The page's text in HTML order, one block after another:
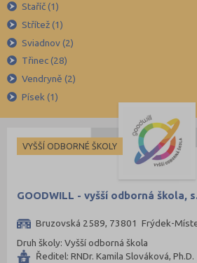
Ostrava-město (221)
Pelhřimov (62)
Písek (57)
Plzeň-jih (38)
Plzeň-město (141)
Plzeň-sever (51)
Prachatice (44)
Prostějov (85)
Staříč (1)
Střítež (1)
Sviadnov (2)
Třinec (28)
Vendryně (2)
Písek (1)
VYŠŠÍ ODBORNÉ ŠKOLY
GOODWILL - vyšší odborná škola,
Bruzovská 2589, 73801 Frýdek-
Druh školy: Vyšší odborná škola
Ředitel: RNDr. Kamila Slováková, Ph.D.